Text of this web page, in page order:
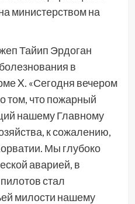
министерством на
Тайип Эрдоган
в
X. «Сегодня вечером
том, что пожарный
нашему Главному
к сожалению,
Мы глубоко
аварией, в
стал
милости нашему